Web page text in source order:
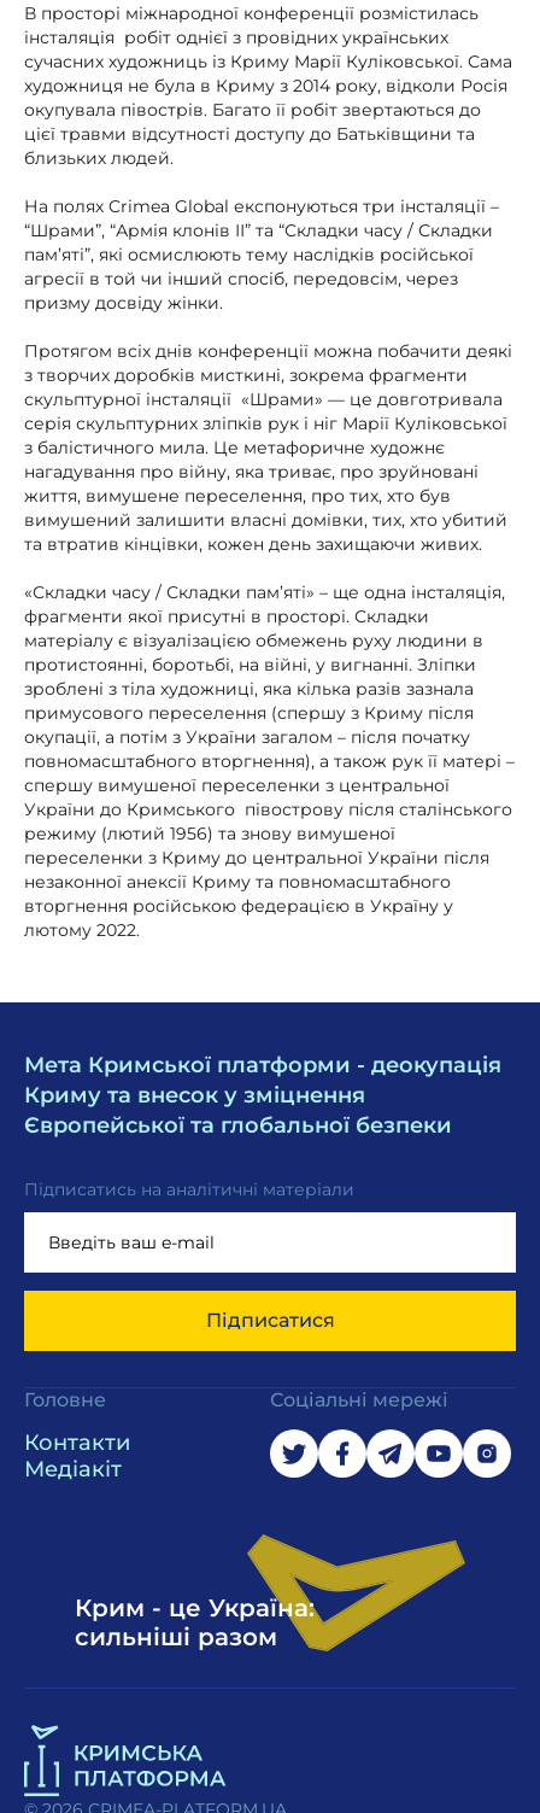
В просторі міжнародної конференції розмістилась
інсталяція робіт однієї з провідних українських
сучасних художниць із Криму Марії Куліковської. Сама
художниця не була в Криму з 2014 року, відколи Росія
окупувала півострів. Багато її робіт звертаються до
цієї травми відсутності доступу до Батьківщини та
близьких людей.
На полях Crimea Global експонуються три інсталяції –
“Шрами”, “Армія клонів ІІ” та “Складки часу / Складки
пам’яті”, які осмислюють тему наслідків російської
агресії в той чи інший спосіб, передовсім, через
призму досвіду жінки.
Протягом всіх днів конференції можна побачити деякі
з творчих доробків мисткині, зокрема фрагменти
скульптурної інсталяції «Шрами» — це довготривала
серія скульптурних зліпків рук і ніг Марії Куліковської
з балістичного мила. Це метафоричне художнє
нагадування про війну, яка триває, про зруйновані
життя, вимушене переселення, про тих, хто був
вимушений залишити власні домівки, тих, хто убитий
та втратив кінцівки, кожен день захищаючи живих.
«Складки часу / Складки пам’яті» – ще одна інсталяція,
фрагменти якої присутні в просторі. Складки
матеріалу є візуалізацією обмежень руху людини в
протистоянні, боротьбі, на війні, у вигнанні. Зліпки
зроблені з тіла художниці, яка кілька разів зазнала
примусового переселення (спершу з Криму після
окупації, а потім з України загалом – після початку
повномасштабного вторгнення), а також рук її матері –
спершу вимушеної переселенки з центральної
України до Кримського півострову після сталінського
режиму (лютий 1956) та знову вимушеної
переселенки з Криму до центральної України після
незаконної анексії Криму та повномасштабного
вторгнення російською федерацією в Україну у
лютому 2022.
Мета Кримської платформи - деокупація
Криму та внесок у зміцнення
Європейської та глобальної безпеки
Підписатись на аналітичні матеріали
Підписатися
Головне
Контакти
Медіакіт
Соціальні мережі
Крим - це Україна:
сильніші разом